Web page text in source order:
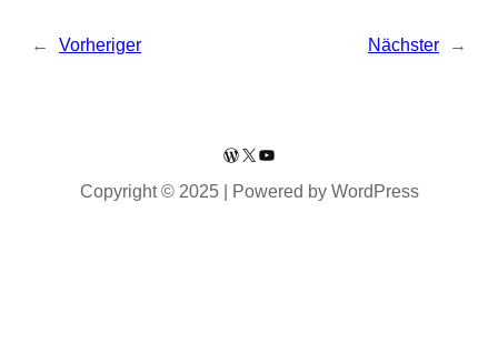
← Vorheriger Nächster →
WordPress
X YouTube
Copyright © 2025 | Powered by WordPress